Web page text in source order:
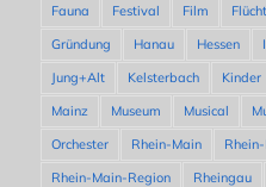
Fauna
Festival Film
Gründung
Hanau Hessen
Jung+Alt
Kelsterbach Kinder
Mainz
Museum Musical
Orchester
Rhein-Main
Rhein-Main-Region
Rheingau